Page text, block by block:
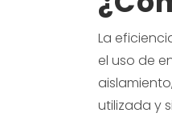
La
el uso de
utilizada y